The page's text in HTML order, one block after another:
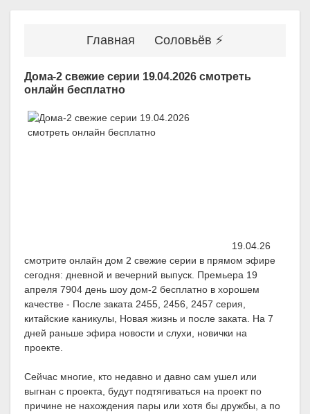
Главная Соловьёв ⚡
Дома-2 свежие серии 19.04.2026 смотреть
онлайн бесплатно
19.04.26
смотрите онлайн дом 2 свежие серии в прямом эфире
сегодня: дневной и вечерний выпуск. Премьера 19
апреля 7904 день шоу дом-2 бесплатно в хорошем
качестве - После заката 2455, 2456, 2457 серия,
китайские каникулы, Новая жизнь и после заката. На 7
дней раньше эфира новости и слухи, новички на
проекте.
Сейчас многие, кто недавно и давно сам ушел или
выгнан с проекта, будут подтягиваться на проект по
причине не нахождения пары или хотя бы дружбы, а по